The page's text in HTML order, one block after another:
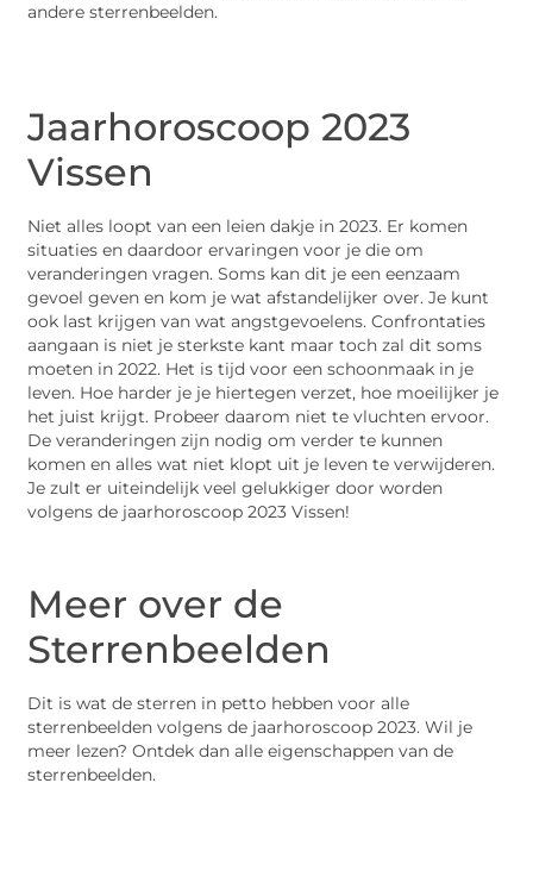
andere sterrenbeelden.
Jaarhoroscoop 2023
Vissen
Niet alles loopt van een leien dakje in 2023. Er komen
situaties en daardoor ervaringen voor je die om
veranderingen vragen. Soms kan dit je een eenzaam
gevoel geven en kom je wat afstandelijker over. Je kunt
ook last krijgen van wat angstgevoelens. Confrontaties
aangaan is niet je sterkste kant maar toch zal dit soms
moeten in 2022. Het is tijd voor een schoonmaak in je
leven. Hoe harder je je hiertegen verzet, hoe moeilijker je
het juist krijgt. Probeer daarom niet te vluchten ervoor.
De veranderingen zijn nodig om verder te kunnen
komen en alles wat niet klopt uit je leven te verwijderen.
Je zult er uiteindelijk veel gelukkiger door worden
volgens de jaarhoroscoop 2023 Vissen!
Meer over de
Sterrenbeelden
Dit is wat de sterren in petto hebben voor alle
sterrenbeelden volgens de jaarhoroscoop 2023. Wil je
meer lezen? Ontdek dan alle eigenschappen van de
sterrenbeelden.